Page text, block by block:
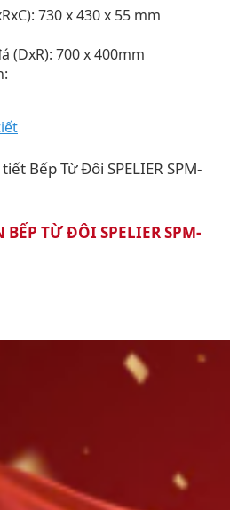
730 x 430 x 55 mm
(DxR): 700 x 400mm
Bếp Từ Đôi SPELIER SPM-
TỪ ĐÔI SPELIER SPM-